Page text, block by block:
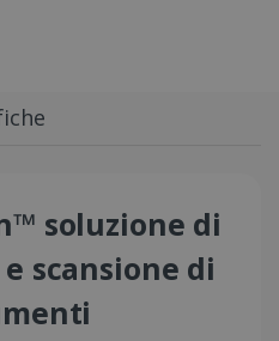
soluzione di
scansione di